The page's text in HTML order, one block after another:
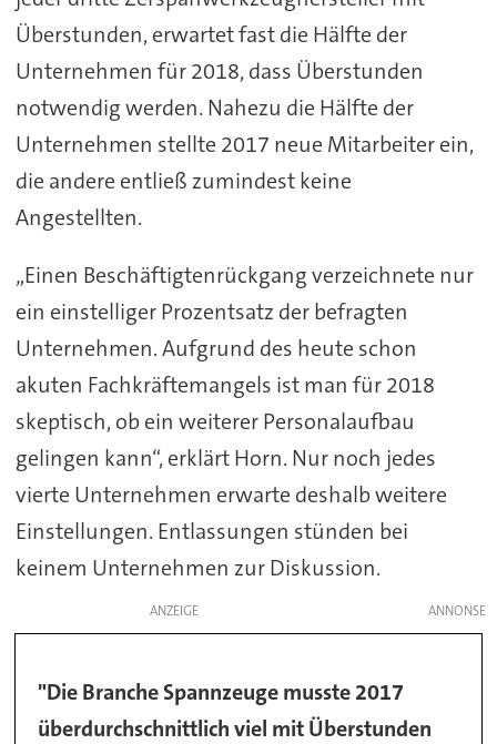
Überstunden, erwartet fast die Hälfte der
Unternehmen für 2018, dass Überstunden
notwendig werden. Nahezu die Hälfte der
Unternehmen stellte 2017 neue Mitarbeiter ein,
die andere entließ zumindest keine
Angestellten.
„Einen Beschäftigtenrückgang verzeichnete nur
ein einstelliger Prozentsatz der befragten
Unternehmen. Aufgrund des heute schon
akuten Fachkräftemangels ist man für 2018
skeptisch, ob ein weiterer Personalaufbau
gelingen kann“, erklärt Horn. Nur noch jedes
vierte Unternehmen erwarte deshalb weitere
Einstellungen. Entlassungen stünden bei
keinem Unternehmen zur Diskussion.
ANZEIGE
"Die Branche Spannzeuge musste 2017
überdurchschnittlich viel mit Überstunden